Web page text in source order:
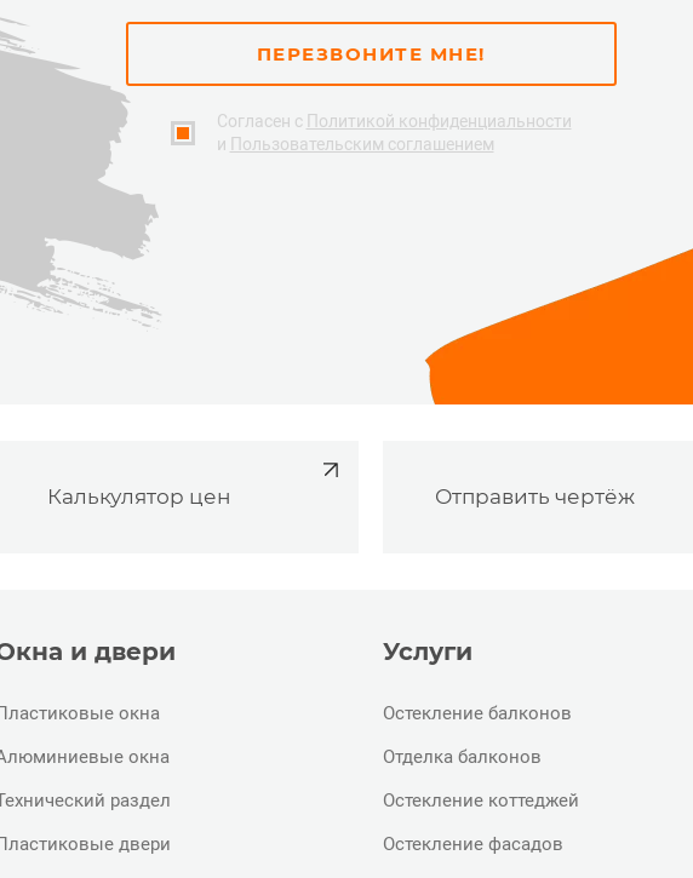
ПЕРЕЗВОНИТЕ МНЕ!
Согласен с Политикой конфиденциальности
и Пользовательским соглашением
Калькулятор цен Отправить чертёж
и двери
окна
окна
раздел
двери
Услуги
Остекление балконов
Отделка балконов
Остекление коттеджей
Остекление фасадов